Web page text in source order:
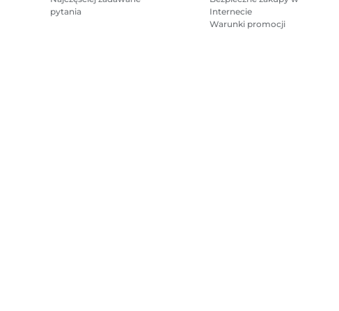
pytania
Internecie
Warunki promocji